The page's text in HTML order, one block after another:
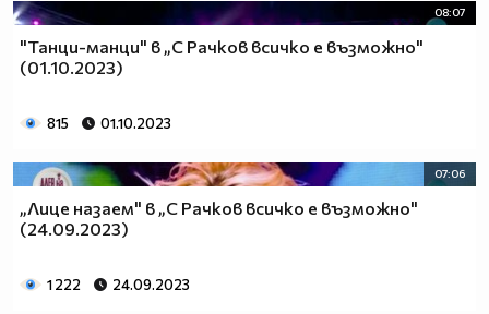
08:07
"Танци-манци" в „С Рачков всичко е възможно"
(01.10.2023)
815 01.10.2023
07:06
„Лице назаем" в „С Рачков всичко е възможно"
(24.09.2023)
1 222 24.09.2023